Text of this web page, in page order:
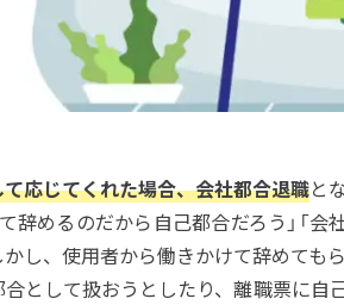
応じてくれた場合、会社都合退職と
辞めるのだから自己都合だろう」「
し、使用者から働きかけて辞めても
として扱おうとしたり、離職票に自